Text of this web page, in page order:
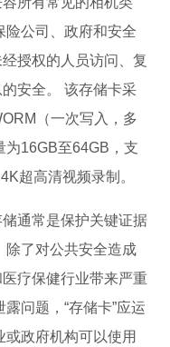
险公司、政府和安全
授权的人员访问、复
安全。 该存储卡采
（一次写入，多
为16GB至64GB，支
超高清视频录制。
通常是保护关键证据
除了对公共安全造成
疗保健行业带来严重
问题，“存储卡”应运
政府机构可以使用